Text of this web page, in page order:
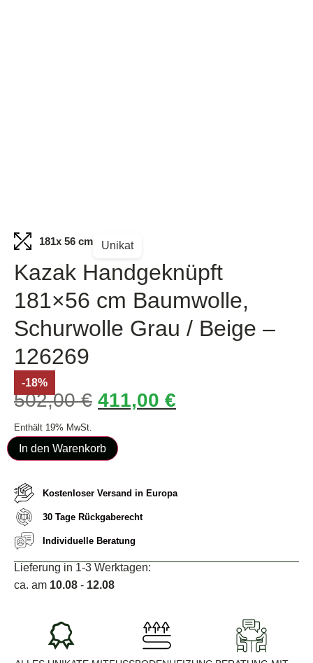
181x 56 cm Unikat
Kazak Handgeknüpft
181×56 cm Baumwolle,
Schurwolle Grau / Beige –
126269
-18%
502,00€ 411,00 €
Enthält 19% MwSt.
In den Warenkorb
Kostenloser Versand in Europa
30 Tage Rückgaberecht
Individuelle Beratung
Lieferung in 1-3 Werktagen:
ca. am 10.08 - 12.08